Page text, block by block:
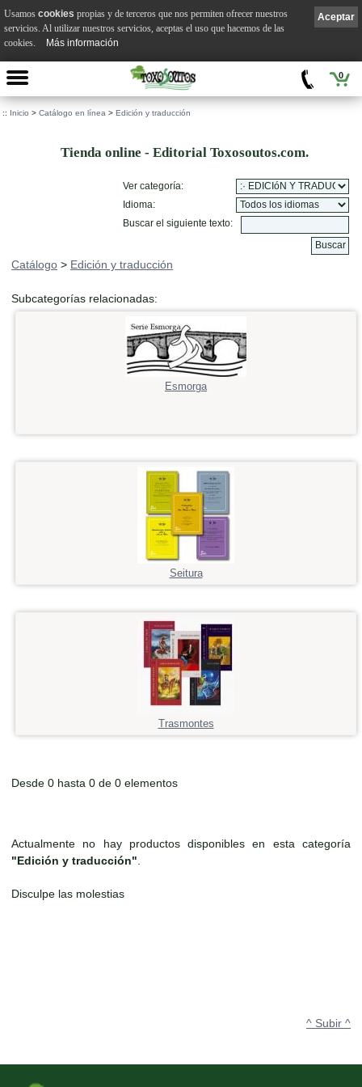
0
:: Inicio > Catálogo en línea > Edición y traducción
Tienda online - Editorial Toxosoutos.com.
Ver categoría:
Idioma:
Buscar el siguiente texto:
Catálogo > Edición y traducción
Subcategorías relacionadas:
Esmorga
Seitura
Trasmontes
Desde 0 hasta 0 de 0 elementos
Actualmente no hay productos disponibles en esta categoría
"Edición y traducción"
Disculpe las molestias
^ Subir ^
Aceptar
Usamos cookies propias y de terceros que nos permiten ofrecer nuestros
servicios. Al utilizar nuestros servicios, aceptas el uso que hacemos de las
cookies.
Más información